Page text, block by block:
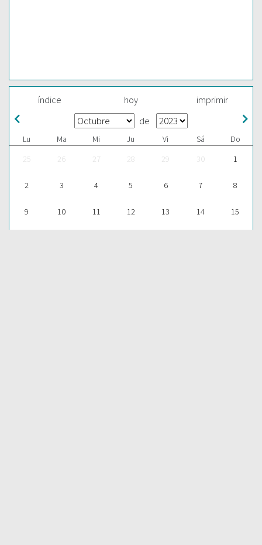
índice hoy imprimir
de
Lu Ma Mi Ju Vi Sá
Do
25
26 27 28 29 30 1
2 3 4 5 6 7 8
9 10 11 12 13 14 15